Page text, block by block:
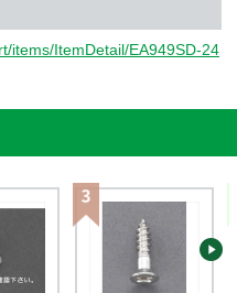
items/ItemDetail/EA949SD-24